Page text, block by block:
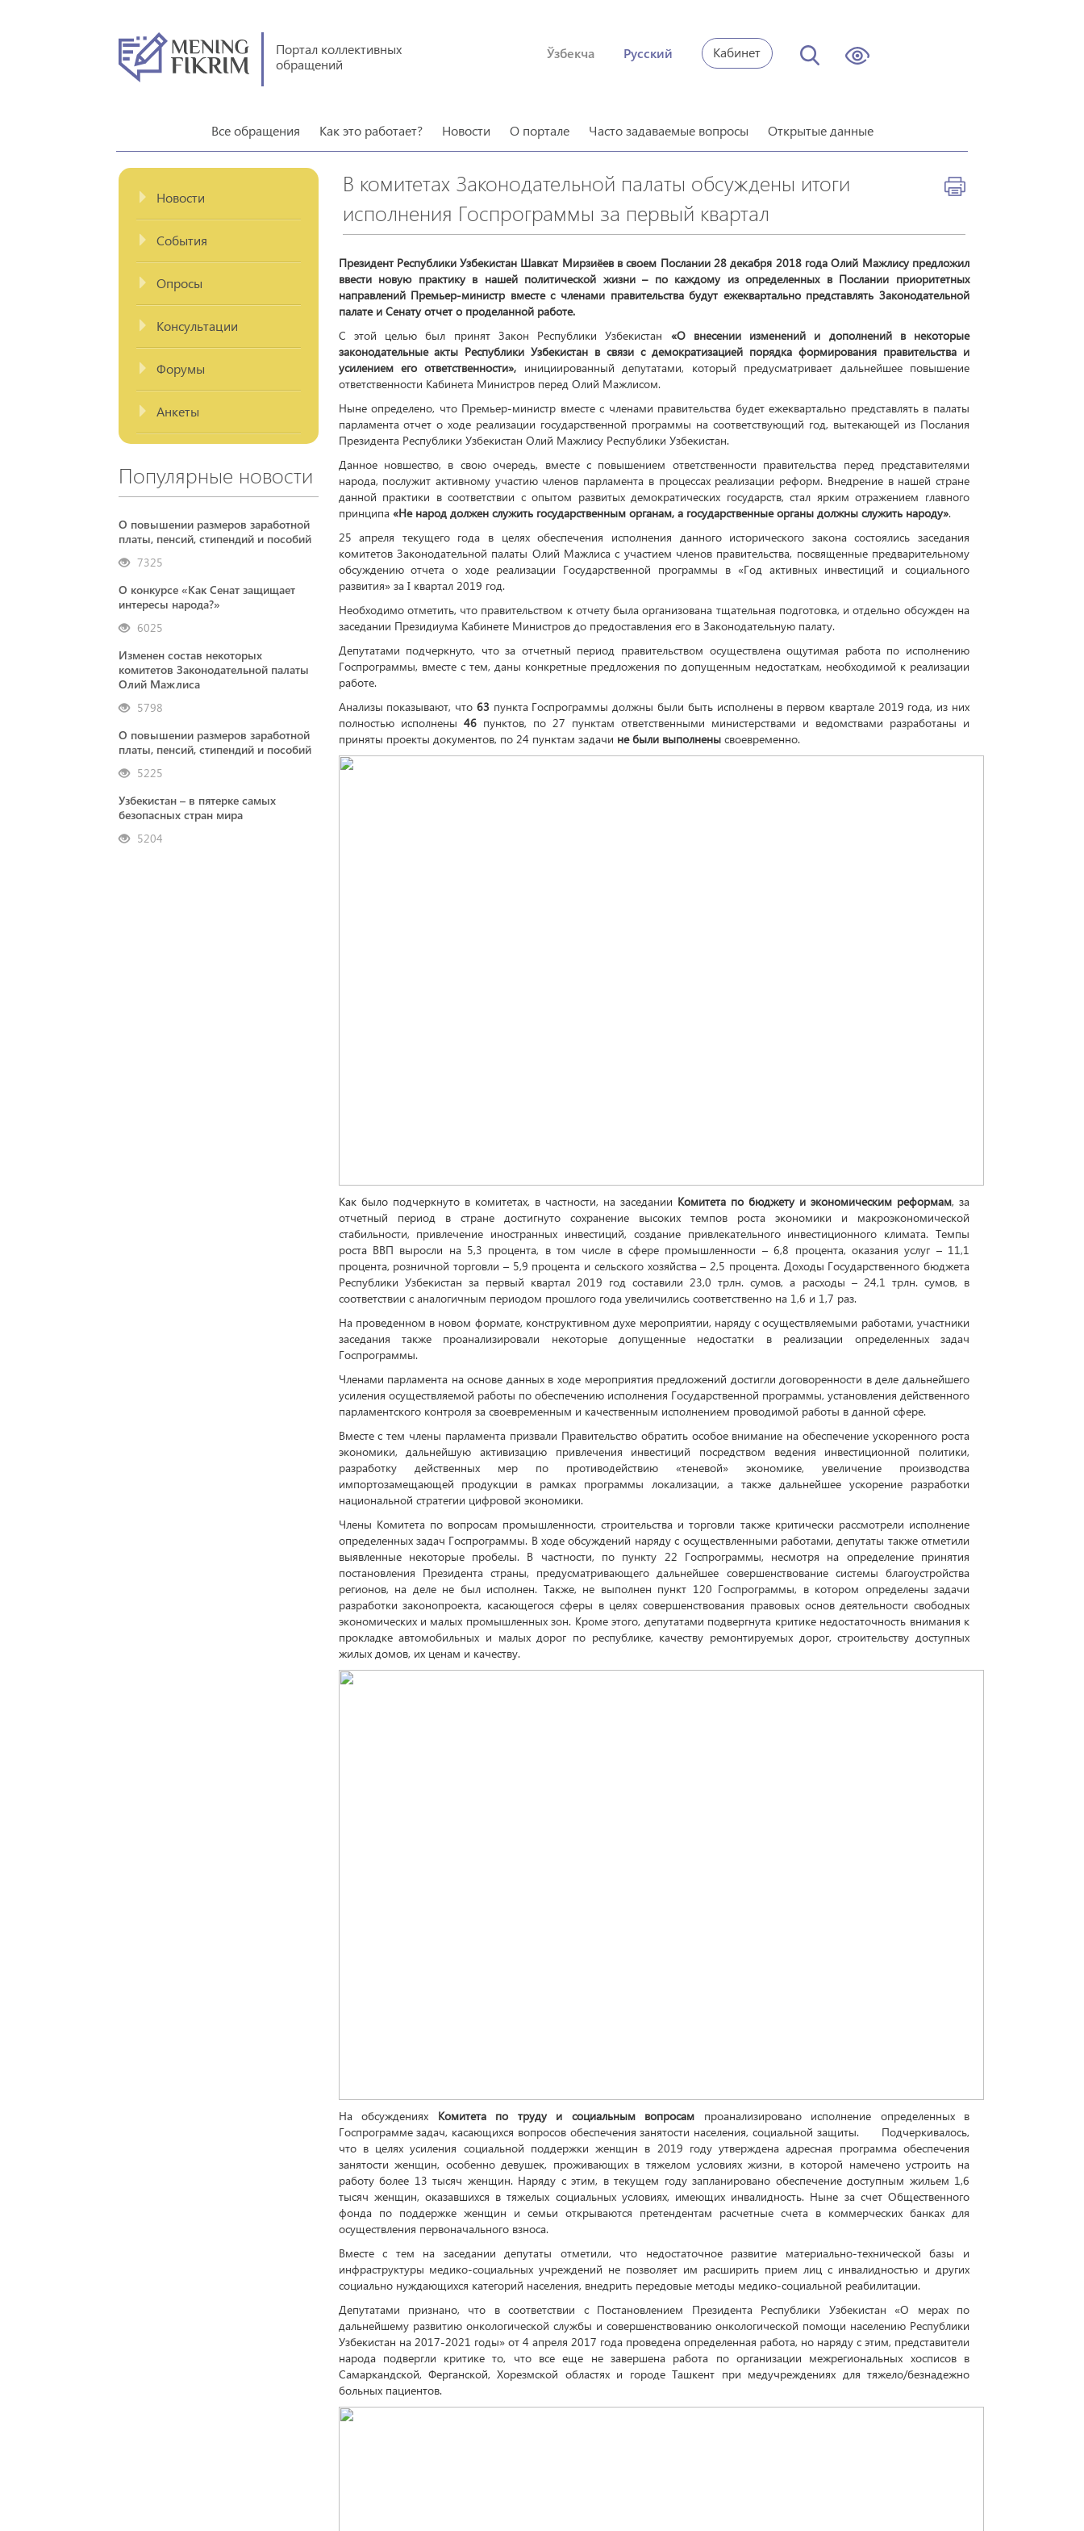
Портал коллективных
обращений
Ўзбекча Русский Кабинет
Все обращения Как это работает? Новости О портале Часто задаваемые вопросы Открытые данные
Новости
События
Опросы
Консультации
Форумы
Анкеты
Популярные новости
О повышении размеров заработной
платы, пенсий, стипендий и пособий
7325
О конкурсе «Как Сенат защищает
интересы народа?»
6025
Изменен состав некоторых
комитетов Законодательной палаты
Олий Мажлиса
5798
О повышении размеров заработной
платы, пенсий, стипендий и пособий
5225
Узбекистан – в пятерке самых
безопасных стран мира
5204
В комитетах Законодательной палаты обсуждены итоги
исполнения Госпрограммы за первый квартал
Президент Республики Узбекистан Шавкат Мирзиёев в своем Послании 28 декабря 2018 года Олий Мажлису предложил
ввести новую практику в нашей политической жизни – по каждому из определенных в Послании приоритетных
направлений Премьер-министр вместе с членами правительства будут ежеквартально представлять Законодательной
палате и Сенату отчет о проделанной работе.
С этой целью был принят Закон Республики Узбекистан
«О внесении изменений и дополнений в некоторые
законодательные акты Республики Узбекистан в связи с демократизацией порядка формирования правительства и
усилением его ответственности», инициированный депутатами, который предусматривает дальнейшее повышение
ответственности Кабинета Министров перед Олий Мажлисом.
Ныне определено, что Премьер-министр вместе с членами правительства будет ежеквартально представлять в палаты
парламента отчет о ходе реализации государственной программы на соответствующий год, вытекающей из Послания
Президента Республики Узбекистан Олий Мажлису Республики Узбекистан.
Данное новшество, в свою очередь, вместе с повышением ответственности правительства перед представителями
народа, послужит активному участию членов парламента в процессах реализации реформ. Внедрение в нашей стране
данной практики в соответствии с опытом развитых демократических государств, стал ярким отражением главного
принципа «Не народ должен служить государственным органам, а государственные органы должны служить народу».
25 апреля текущего года в целях обеспечения исполнения данного исторического закона состоялись заседания
комитетов Законодательной палаты Олий Мажлиса с участием членов правительства, посвященные предварительному
обсуждению отчета о ходе реализации Государственной программы в «Год активных инвестиций и социального
развития» за I квартал 2019 год.
Необходимо отметить, что правительством к отчету была организована тщательная подготовка, и отдельно обсужден на
заседании Президиума Кабинете Министров до предоставления его в Законодательную палату.
Депутатами подчеркнуто, что за отчетный период правительством осуществлена ощутимая работа по исполнению
Госпрограммы, вместе с тем, даны конкретные предложения по допущенным недостаткам, необходимой к реализации
работе.
Анализы показывают, что 63 пункта Госпрограммы должны были быть исполнены в первом квартале 2019 года, из них
полностью исполнены 46пунктов, по 27 пунктам ответственными министерствами и ведомствами разработаны и
приняты проекты документов, по 24 пунктам задачи не были выполненысвоевременно.
Как было подчеркнуто в комитетах, в частности, на заседании Комитета по бюджету и экономическим реформам, за
отчетный период в стране достигнуто сохранение высоких темпов роста экономики и макроэкономической
стабильности, привлечение иностранных инвестиций, создание привлекательного инвестиционного климата. Темпы
роста ВВП выросли на 5,3 процента, в том числе в сфере промышленности – 6,8 процента, оказания услуг – 11,1
процента, розничной торговли – 5,9 процента и сельского хозяйства – 2,5 процента. Доходы Государственного бюджета
Республики Узбекистан за первый квартал 2019 год составили 23,0 трлн. сумов, а расходы – 24,1 трлн. сумов, в
соответствии с аналогичным периодом прошлого года увеличились соответственно на 1,6 и 1,7 раз.
На проведенном в новом формате, конструктивном духе мероприятии, наряду с осуществляемыми работами, участники
заседания также проанализировали некоторые допущенные недостатки в реализации определенных задач
Госпрограммы.
Членами парламента на основе данных в ходе мероприятия предложений достигли договоренности в деле дальнейшего
усиления осуществляемой работы по обеспечению исполнения Государственной программы, установления действенного
парламентского контроля за своевременным и качественным исполнением проводимой работы в данной сфере.
Вместе с тем члены парламента призвали Правительство обратить особое внимание на обеспечение ускоренного роста
экономики, дальнейшую активизацию привлечения инвестиций посредством ведения инвестиционной политики,
разработку действенных мер по противодействию «теневой» экономике, увеличение производства
импортозамещающей продукции в рамках программы локализации, а также дальнейшее ускорение разработки
национальной стратегии цифровой экономики.
Члены Комитета по вопросам промышленности, строительства и торговли также критически рассмотрели исполнение
определенных задач Госпрограммы. В ходе обсуждений наряду с осуществленными работами, депутаты также отметили
выявленные некоторые пробелы. В частности, по пункту 22 Госпрограммы, несмотря на определение принятия
постановления Президента страны, предусматривающего дальнейшее совершенствование системы благоустройства
регионов, на деле не был исполнен. Также, не выполнен пункт 120 Госпрограммы, в котором определены задачи
разработки законопроекта, касающегося сферы в целях совершенствования правовых основ деятельности свободных
экономических и малых промышленных зон. Кроме этого, депутатами подвергнута критике недостаточность внимания к
прокладке автомобильных и малых дорог по республике, качеству ремонтируемых дорог, строительству доступных
жилых домов, их ценам и качеству.
На обсуждениях Комитета по труду и социальным вопросам проанализировано исполнение определенных в
Госпрограмме задач, касающихся вопросов обеспечения занятости населения, социальной защиты. Подчеркивалось,
что в целях усиления социальной поддержки женщин в 2019 году утверждена адресная программа обеспечения
занятости женщин, особенно девушек, проживающих в тяжелом условиях жизни, в которой намечено устроить на
работу более 13 тысяч женщин. Наряду с этим, в текущем году запланировано обеспечение доступным жильем 1,6
тысяч женщин, оказавшихся в тяжелых социальных условиях, имеющих инвалидность. Ныне за счет Общественного
фонда по поддержке женщин и семьи открываются претендентам расчетные счета в коммерческих банках для
осуществления первоначального взноса.
Вместе с тем на заседании депутаты отметили, что недостаточное развитие материально-технической базы и
инфраструктуры медико-социальных учреждений не позволяет им расширить прием лиц с инвалидностью и других
социально нуждающихся категорий населения, внедрить передовые методы медико-социальной реабилитации.
Депутатами признано, что в соответствии с Постановлением Президента Республики Узбекистан «О мерах по
дальнейшему развитию онкологической службы и совершенствованию онкологической помощи населению Республики
Узбекистан на 2017-2021 годы» от 4 апреля 2017 года проведена определенная работа, но наряду с этим, представители
народа подвергли критике то, что все еще не завершена работа по организации межрегиональных хосписов в
Самаркандской, Ферганской, Хорезмской областях и городе Ташкент при медучреждениях для тяжело/безнадежно
больных пациентов.